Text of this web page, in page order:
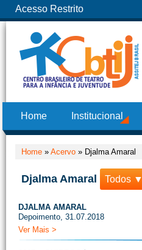
Acesso Restrito
Home Institucional
Home » Acervo » Djalma Amaral
Djalma Amaral Todos ▼
DJALMA AMARAL
Depoimento, 31.07.2018
Ver Mais >